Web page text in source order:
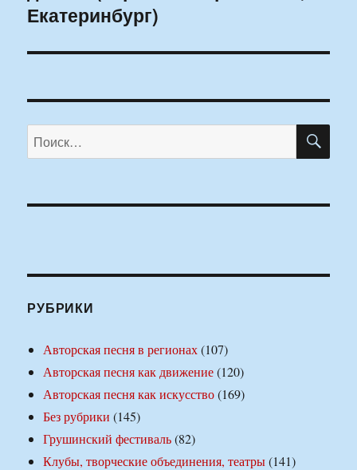
Екатеринбург)
Искать:
РУБРИКИ
Авторская песня в регионах(107)
Авторская песня как движение(120)
Авторская песня как искусство(169)
Без рубрики (145)
Грушинский фестиваль(82)
Клубы, творческие объединения, театры(141)